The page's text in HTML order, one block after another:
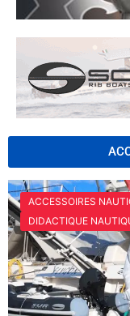
ACCESSOIRES
DIDACTIQUE